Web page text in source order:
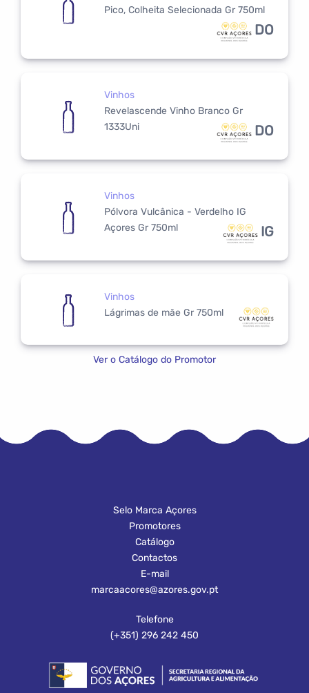
Pico, Colheita Selecionada Gr 750ml
DO
Vinhos
Revelascende Vinho Branco Gr
1333Uni
DO
Vinhos
Pólvora Vulcânica - Verdelho IG
Açores Gr 750ml
IG
Vinhos
Lágrimas de mãe Gr 750ml
Ver o Catálogo do Promotor
Selo Marca Açores
Promotores
Catálogo
Contactos
E-mail
marcaacores@azores.gov.pt
Telefone
(+351) 296 242 450